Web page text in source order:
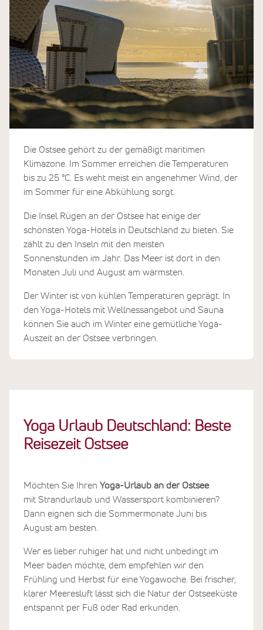
Die Ostsee gehört zu der gemäßigt maritimen
Klimazone. Im Sommer erreichen die Temperaturen
bis zu 25 °C. Es weht meist ein angenehmer Wind, der
im Sommer für eine Abkühlung sorgt.
Die Insel Rügen an der Ostsee hat einige der
schönsten Yoga-Hotels in Deutschland zu bieten. Sie
zählt zu den Inseln mit den meisten
Sonnenstunden im Jahr. Das Meer ist dort in den
Monaten Juli und August am wärmsten.
Der Winter ist von kühlen Temperaturen geprägt. In
den Yoga-Hotels mit Wellnessangebot und Sauna
können Sie auch im Winter eine gemütliche Yoga-
Auszeit an der Ostsee verbringen.
Yoga Urlaub Deutschland: Beste
Reisezeit Ostsee
Möchten Sie Ihren Yoga-Urlaub an der Ostsee
mit Strandurlaub und Wassersport kombinieren?
Dann eignen sich die Sommermonate Juni bis
August am besten.
Wer es lieber ruhiger hat und nicht unbedingt im
Meer baden möchte, dem empfehlen wir den
Frühling und Herbst für eine Yogawoche. Bei frischer,
klarer Meeresluft lässt sich die Natur der Ostseeküste
entspannt per Fuß oder Rad erkunden.